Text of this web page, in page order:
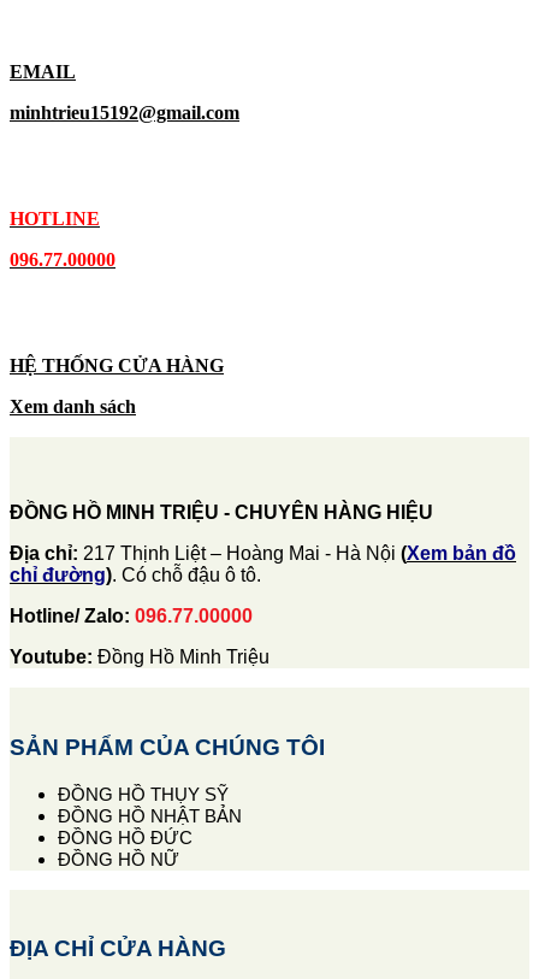
EMAIL
minhtrieu15192@gmail.com
HOTLINE
096.77.00000
HỆ THỐNG CỬA HÀNG
Xem danh sách
ĐỒNG HỒ MINH TRIỆU - CHUYÊN HÀNG HIỆU
Địa chỉ: 217 Thịnh Liệt – Hoàng Mai - Hà Nội (Xem bản đồ
chỉ đường). Có chỗ đậu ô tô.
Hotline/ Zalo: 096.77.00000
Youtube: Đồng Hồ Minh Triệu
SẢN PHẨM CỦA CHÚNG TÔI
ĐỒNG HỒ THỤY SỸ
ĐỒNG HỒ NHẬT BẢN
ĐỒNG HỒ ĐỨC
ĐỒNG HỒ NỮ
ĐỊA CHỈ CỬA HÀNG